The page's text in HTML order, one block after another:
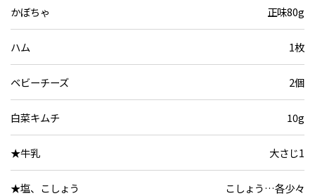
かぼちゃ 正味80g
ハム 1枚
ベビーチーズ 2個
白菜キムチ 10g
★牛乳 大さじ1
★塩、こしょう こしょう…各少々